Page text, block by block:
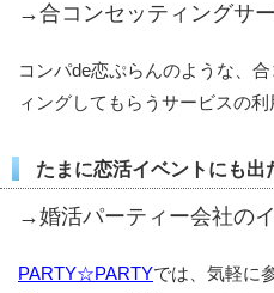
→合コンセッティングサ
コンパde恋ぷらんのような、
ィングしてもらうサービスの利
たまに恋活イベントにも出
→婚活パーティー会社の
PARTY☆PARTYでは、気軽に